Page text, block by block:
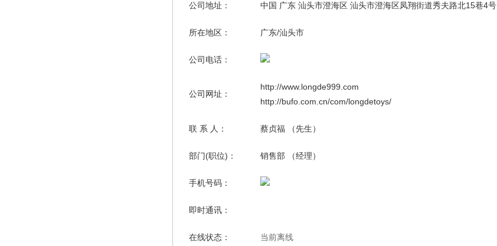
公司地址： 中国 广东 汕头市澄海区 汕头市澄海区凤翔街道秀夫路北15巷4号
所在地区： 广东/汕头市
公司电话：
公司网址：
http://www.longde999.com
http://bufo.com.cn/com/longdetoys/
联 系 人： 蔡贞福 （先生）
部门(职位)： 销售部 （经理）
手机号码：
即时通讯：
在线状态： 当前离线